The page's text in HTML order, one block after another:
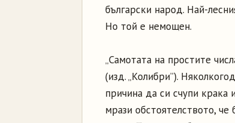
български народ. Най-
Но той е немощен.
„Самотата на простите
(изд. „Колибри”).
причина да си счупи
мрази обстоятелството, че